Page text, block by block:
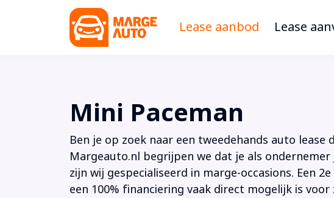
Lease aanbod Lease
Mini Paceman
Ben je op zoek naar een tweedehands auto
Margeauto.nl begrijpen we dat je als
zijn wij gespecialiseerd in marge-occasions. Een
een 100% financiering vaak direct mogelijk is voor